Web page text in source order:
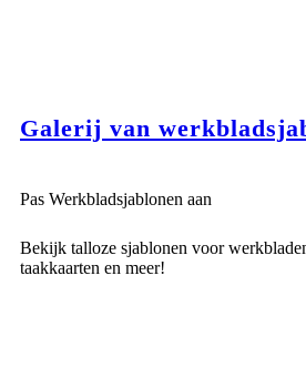
Galerij van
Pas Werkbladsjablonen aan
Bekijk talloze sjablonen voor
taakkaarten en meer!